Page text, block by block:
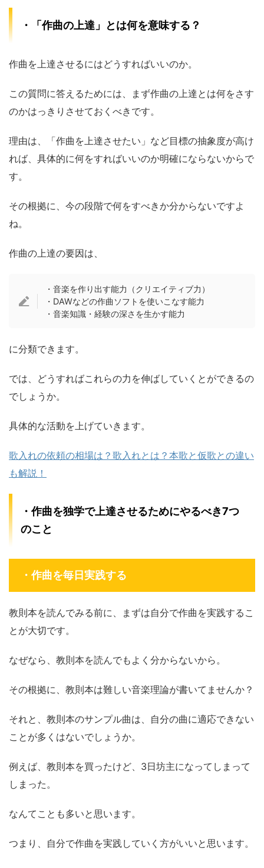
・「作曲の上達」とは何を意味する？
作曲を上達させるにはどうすればいいのか。
この質問に答えるためには、まず作曲の上達とは何をさす
のかはっきりさせておくべきです。
理由は、「作曲を上達させたい」など目標の抽象度が高け
れば、具体的に何をすればいいのか明確にならないからで
す。
その根拠に、今の段階で何をすべきか分からないですよ
ね。
作曲の上達の要因は、
・音楽を作り出す能力（クリエイティブ力）
・DAWなどの作曲ソフトを使いこなす能力
・音楽知識・経験の深さを生かす能力
に分類できます。
では、どうすればこれらの力を伸ばしていくとができるの
でしょうか。
具体的な活動を上げていきます。
歌入れの依頼の相場は？歌入れとは？本歌と仮歌との違い
も解説！
・作曲を独学で上達させるためにやるべき7つ
のこと
・作曲を毎日実践する
教則本を読んでみる前に、まずは自分で作曲を実践するこ
とが大切です。
なぜなら、教則本を読んでもよく分からないから。
その根拠に、教則本は難しい音楽理論が書いてませんか？
それと、教則本のサンプル曲は、自分の曲に適応できない
ことが多くはないでしょうか。
例えば、教則本を買ったけど、3日坊主になってしまって
しまった。
なんてことも多いと思います。
つまり、自分で作曲を実践していく方がいいと思います。